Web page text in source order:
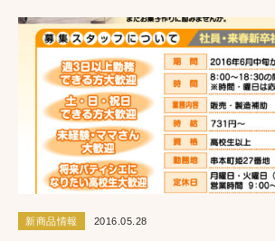
新商品情報 2016.05.28